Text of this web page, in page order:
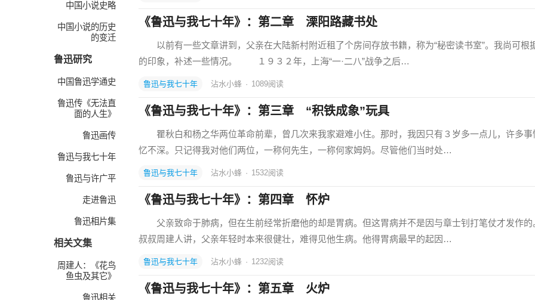
中国小说史略
中国小说的历史
的变迁
鲁迅研究
中国鲁迅学通史
鲁迅传《无法直
面的人生》
鲁迅画传
鲁迅与我七十年
鲁迅与许广平
走进鲁迅
鲁迅相片集
相关文集
周建人：《花鸟
鱼虫及其它》
鲁迅相关
《鲁迅与我七十年》：第二章 溧阳路藏书处
以前有一些文章讲到，父亲在大陆新村附近租了个房间存放书籍，称为“秘密读书室”。我尚可根
的印象，补述一些情况。 １９３２年，上海“一·二八”战争之后…
鲁迅与我七十年 沾水小蜂 · 1089阅读
《鲁迅与我七十年》：第三章 “积铁成象”玩具
瞿秋白和杨之华两位革命前辈，曾几次来我家避难小住。那时，我因只有３岁多一点儿，许多事
忆不深。只记得我对他们两位，一称何先生，一称何家姆妈。尽管他们当时处…
鲁迅与我七十年 沾水小蜂 · 1532阅读
《鲁迅与我七十年》：第四章 怀炉
父亲致命于肺病，但在生前经常折磨他的却是胃病。但这胃病并不是因与章士钊打笔仗才发作的
叔叔周建人讲，父亲年轻时本来很健壮，难得见他生病。他得胃病最早的起因…
鲁迅与我七十年 沾水小蜂 · 1232阅读
《鲁迅与我七十年》：第五章 火炉